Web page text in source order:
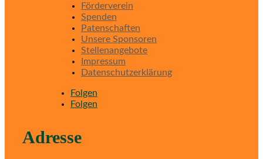
Förderverein
Spenden
Patenschaften
Unsere Sponsoren
Stellenangebote
Impressum
Datenschutzerklärung
Folgen
Folgen
Adresse